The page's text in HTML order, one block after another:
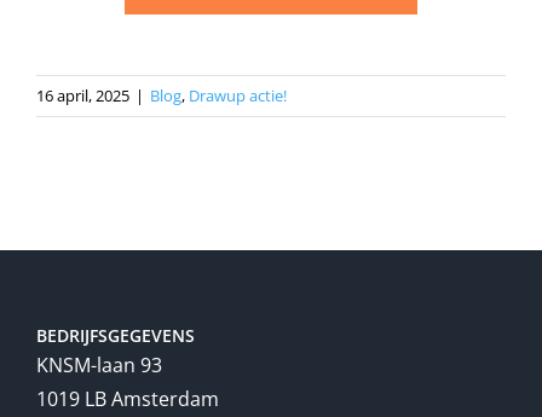
16 april, 2025 | Blog, Drawup actie!
BEDRIJFSGEGEVENS
KNSM-laan 93
1019 LB Amsterdam